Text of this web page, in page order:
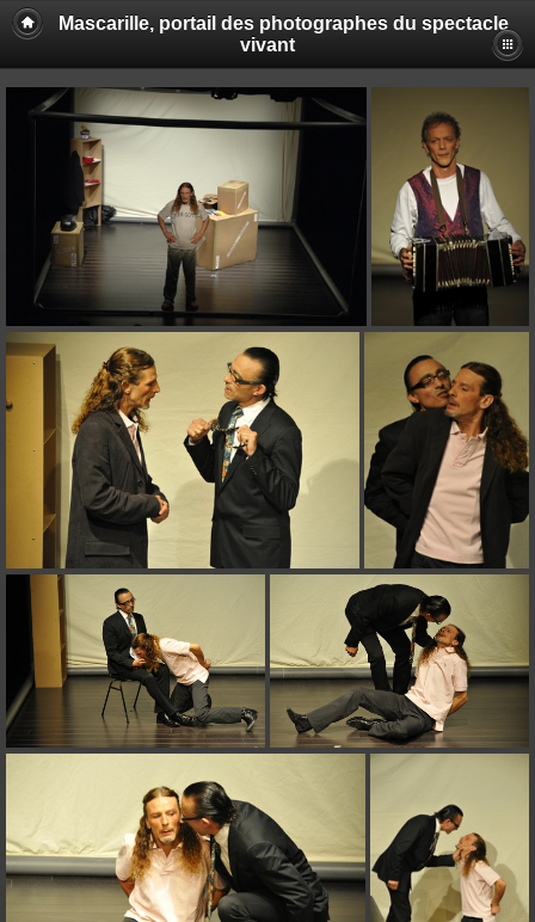
Mascarille, portail des photographes du spectacle
vivant